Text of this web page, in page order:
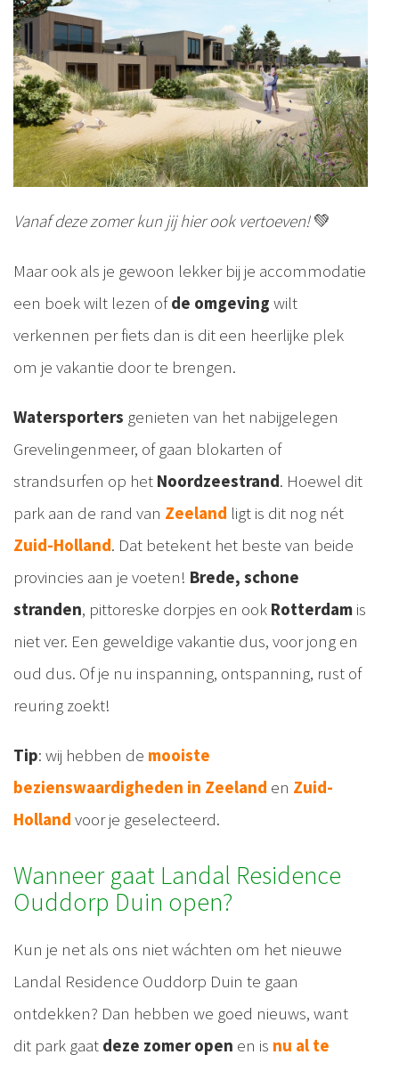
Vanaf deze zomer kun jij hier ook vertoeven!💚
Maar ook als je gewoon lekker bij je accommodatie
een boek wilt lezen ofde omgeving wilt
verkennen per fiets dan is dit een heerlijke plek
om je vakantie door te brengen.
Watersporters genieten van het nabijgelegen
Grevelingenmeer, of gaan blokarten of
strandsurfen op het Noordzeestrand. Hoewel dit
park aan de rand van Zeeland ligt is dit nog nét
Zuid-Holland. Dat betekent het beste van beide
provincies aan je voeten! Brede, schone
stranden, pittoreske dorpjes en ook Rotterdam is
niet ver. Een geweldige vakantie dus, voor jong en
oud dus. Of je nu inspanning, ontspanning, rust of
reuring zoekt!
Tip: wij hebben de mooiste
bezienswaardigheden in Zeeland en Zuid-
Holland voor je geselecteerd.
Wanneer gaat Landal Residence
Ouddorp Duin open?
Kun je net als ons niet wáchten om het nieuwe
Landal Residence Ouddorp Duin te gaan
ontdekken? Dan hebben we goed nieuws, want
dit park gaat deze zomer open en is nu al te